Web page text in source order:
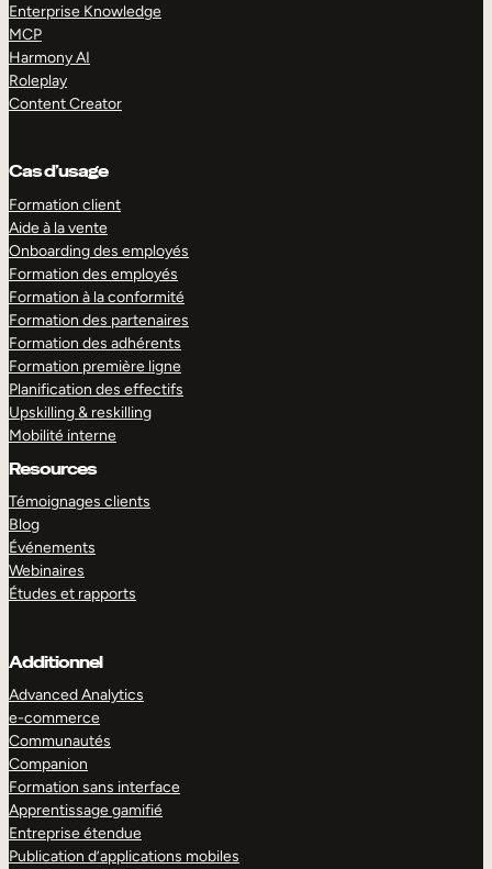
Enterprise Knowledge
MCP
Harmony AI
Roleplay
Content Creator
Cas d’usage
Formation client
Aide à la vente
Onboarding des employés
Formation des employés
Formation à la conformité
Formation des partenaires
Formation des adhérents
Formation première ligne
Planification des effectifs
Upskilling & reskilling
Mobilité interne
Resources
Témoignages clients
Blog
Événements
Webinaires
Études et rapports
Additionnel
Advanced Analytics
e-commerce
Communautés
Companion
Formation sans interface
Apprentissage gamifié
Entreprise étendue
Publication d’applications mobiles